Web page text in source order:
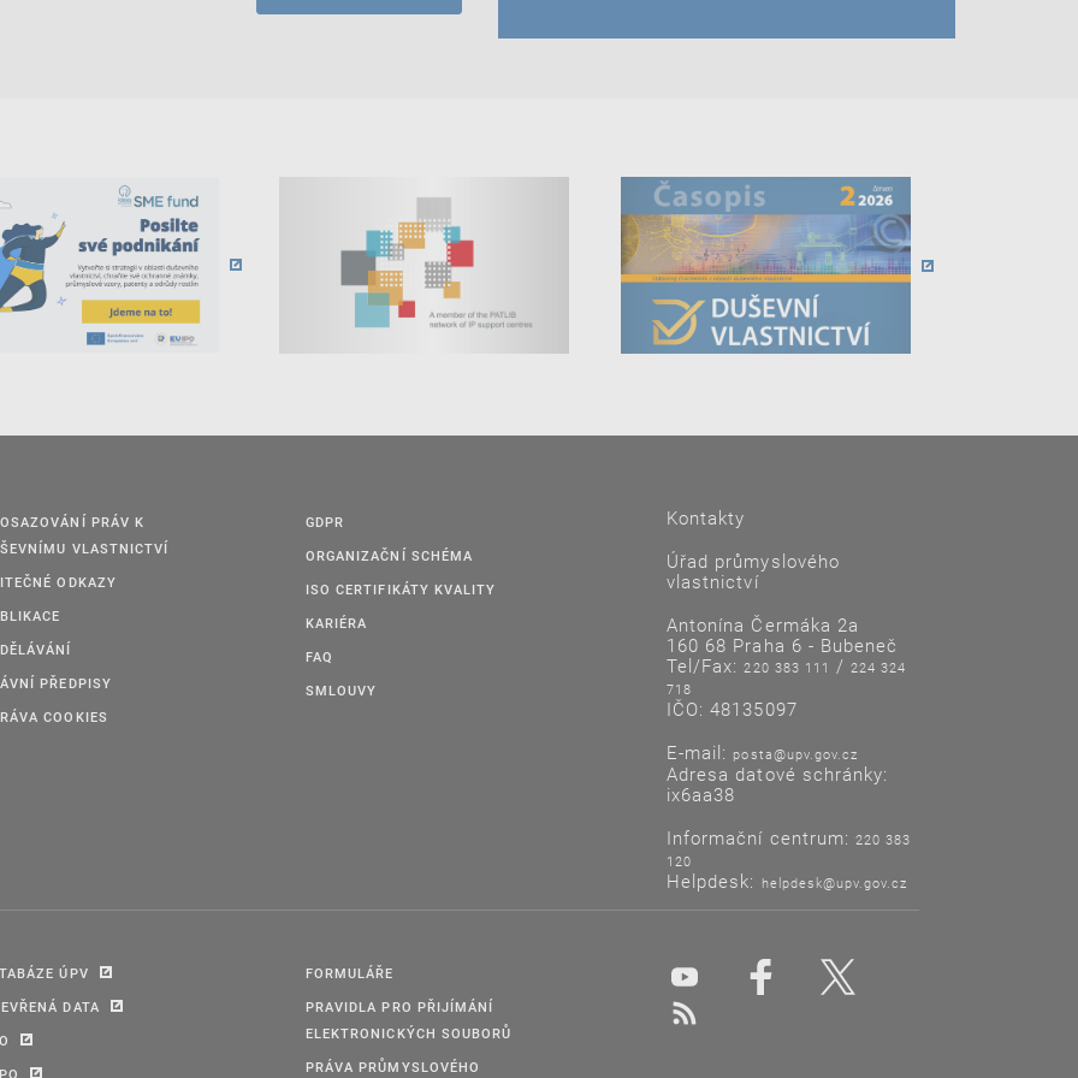
PRÁV K
VLASTNICTVÍ
ODKAZY
PŘEDPISY
COOKIES
GDPR
ORGANIZAČNÍ SCHÉMA
ISO CERTIFIKÁTY KVALITY
KARIÉRA
FAQ
SMLOUVY
Kontakty
Úřad průmyslového
vlastnictví
Antonína Čermáka 2a
160 68 Praha 6 - Bubeneč
Tel/Fax:220 383 111 /224 324
718
IČO: 48135097
E-mail: posta@upv.gov.cz
Adresa datové schránky:
ix6aa38
Informační centrum: 220 383
120
Helpdesk: helpdesk@upv.gov.cz
ÚPV
DATA
FORMULÁŘE
PRAVIDLA PRO PŘIJÍMÁNÍ
ELEKTRONICKÝCH SOUBORŮ
PRÁVA PRŮMYSLOVÉHO